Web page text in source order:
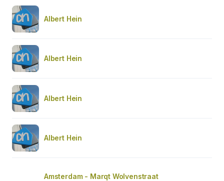
Albert Hein
Albert Hein
Albert Hein
Albert Hein
Amsterdam - Marqt Wolvenstraat